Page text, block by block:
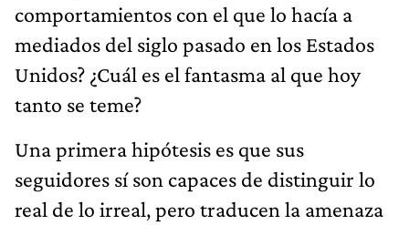
comportamientos con el que lo hacía a
mediados del siglo pasado en los Estados
Unidos? ¿Cuál es el fantasma al que hoy
tanto se teme?
Una primera hipótesis es que sus
seguidores sí son capaces de distinguir lo
real de lo irreal, pero traducen la amenaza